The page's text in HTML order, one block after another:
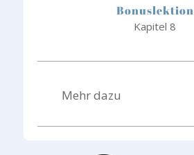
Bonuslektion
Kapitel 8
Mehr dazu